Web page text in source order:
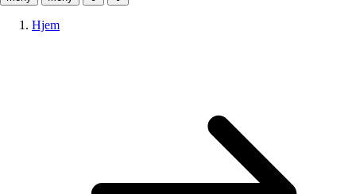
Hjem